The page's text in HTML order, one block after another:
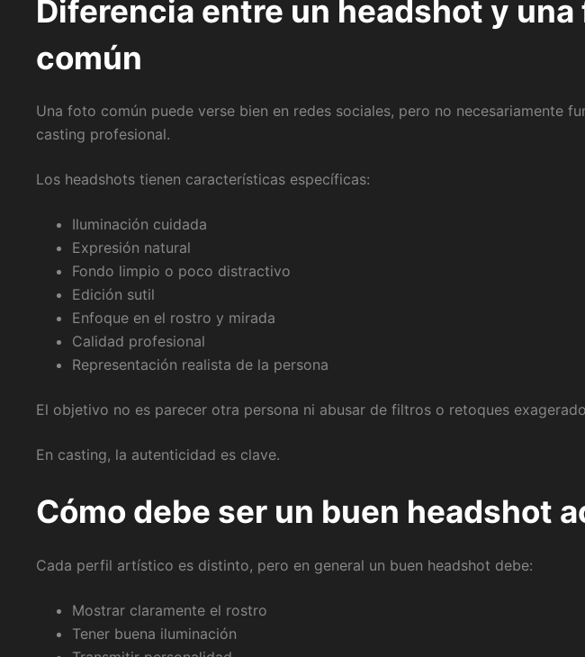
Diferencia entre un headshot y una
común
Una foto común puede verse bien en redes sociales, pero no necesariamente
casting profesional.
Los headshots tienen características específicas:
Iluminación cuidada
Expresión natural
Fondo limpio o poco distractivo
Edición sutil
Enfoque en el rostro y mirada
Calidad profesional
Representación realista de la persona
El objetivo no es parecer otra persona ni abusar de filtros o retoques
En casting, la autenticidad es clave.
Cómo debe ser un buen headshot
Cada perfil artístico es distinto, pero en general un buen headshot debe:
Mostrar claramente el rostro
Tener buena iluminación